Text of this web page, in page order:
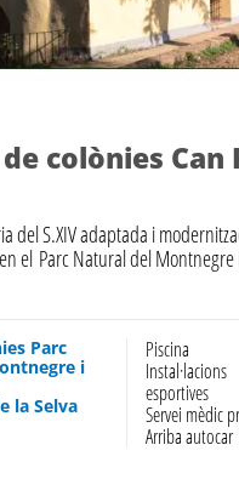
de colònies Can
del S.XIV adaptada i
el Parc Natural del Montnegre
Parc
i
la Selva
Piscina
Instal·lacions
esportives
Servei mèdic
Arriba autocar